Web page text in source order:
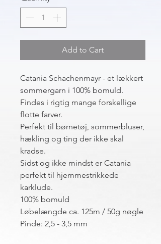
Add to Cart
Catania Schachenmayr - et lækkert
sommergarn i 100% bomuld.
Findes i rigtig mange forskellige
flotte farver.
Perfekt til børnetøj, sommerbluser,
hækling og ting der ikke skal
kradse.
Sidst og ikke mindst er Catania
perfekt til hjemmestrikkede
karklude.
100% bomuld
Løbelængde ca. 125m / 50g nøgle
Pinde: 2,5 - 3,5 mm